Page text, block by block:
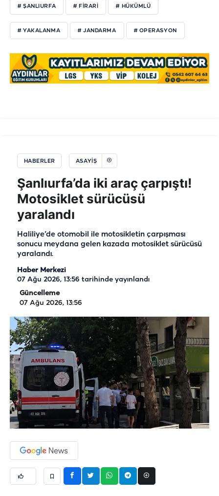
# ŞANLIURFA # FİRARİ # HÜKÜMLÜ
# YAKALANMA # JANDARMA # OPERASYON
HABERLER ASAYIŞ
Şanlıurfa’da iki araç çarpıştı!
Motosiklet sürücüsü
yaralandı
Haliliye’de otomobil ile motosikletin çarpışması
sonucu meydana gelen kazada motosiklet sürücüsü
yaralandı.
Haber Merkezi
07 Ağu 2026, 13:56 tarihinde yayınlandı
Güncelleme
07 Ağu 2026, 13:56